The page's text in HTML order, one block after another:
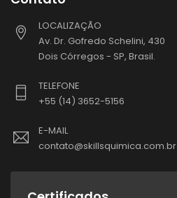
LOCALIZAÇÃO
Av. Dr. Gofredo Schelini, 430
Dois Córregos - SP, Brasil.
TELEFONE
+55 (14) 3652-5156
E-MAIL
contato@skillsquimica.com.br